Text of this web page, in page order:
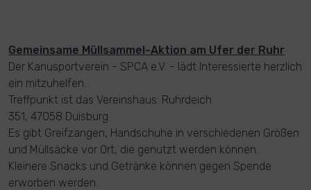
Gemeinsame Müllsammel-Aktion am Ufer der Ruhr
Der Kanusportverein - SPCA e.V. - lädt Interessierte herzlich
ein mitzuhelfen.
Treffpunkt ist das Vereinshaus: Ruhrdeich
351, 47058 Duisburg
Es gibt Greifzangen, Handschuhe in verschiedenen Größen
und Müllsäcke vor Ort, die genutzt werden können.
Kleinere Snacks und Getränke können gegen Spende
erworben werden.